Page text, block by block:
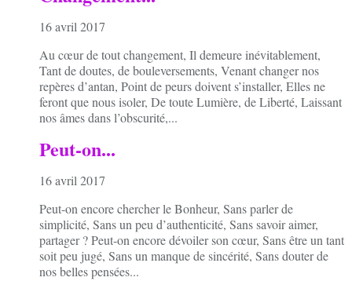
16 avril 2017
Au cœur de tout changement, Il demeure inévitablement,
Tant de doutes, de bouleversements, Venant changer nos
repères d’antan, Point de peurs doivent s’installer, Elles ne
feront que nous isoler, De toute Lumière, de Liberté, Laissant
nos âmes dans l’obscurité,...
Peut-on...
16 avril 2017
Peut-on encore chercher le Bonheur, Sans parler de
simplicité, Sans un peu d’authenticité, Sans savoir aimer,
partager ? Peut-on encore dévoiler son cœur, Sans être un tant
soit peu jugé, Sans un manque de sincérité, Sans douter de
nos belles pensées...